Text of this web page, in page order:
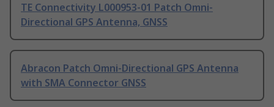
TE Connectivity L000953-01 Patch Omni-
Directional GPS Antenna, GNSS
Abracon Patch Omni-Directional GPS Antenna
with SMA Connector GNSS